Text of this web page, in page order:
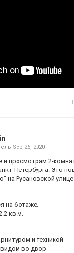
Sep 26, 2020
и просмотрам 2-
Петербурга. Это
на Русановской
на 6 этаже.
кв.м.
и техникой
видом во двор